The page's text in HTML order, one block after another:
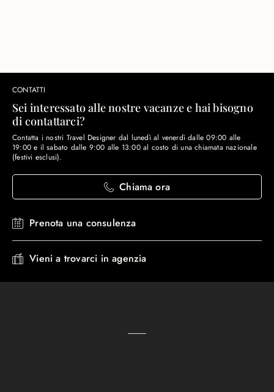
CONTATTI
Sei interessato alle nostre vacanze e hai bisogno
di contattarci?
Contatta i nostri Travel Designer dal lunedì al venerdì dalle 09:00 alle
19:00 e il sabato dalle 9:00 alle 13:00 al costo di una chiamata nazionale
(festivi esclusi).
Chiama ora
Prenota una consulenza
Vieni a trovarci in agenzia